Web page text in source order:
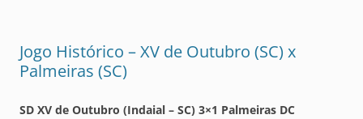
Jogo Histórico – XV de Outubro (SC) x
Palmeiras (SC)
SD XV de Outubro (Indaial – SC) 3×1 Palmeiras DC